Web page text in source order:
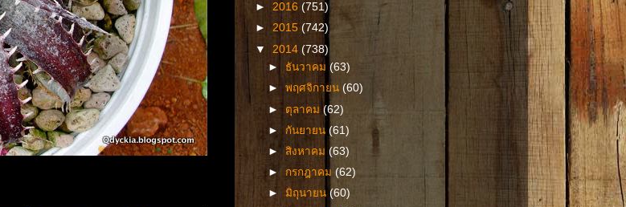
► 2016 (751)
► 2015 (742)
▼ 2014 (738)
► ธันวาคม(63)
►พฤศจิกายน(60)
► ตุลาคม(62)
► กันยายน(61)
►สิงหาคม(63)
► กรกฎาคม(62)
►มิถุนายน(60)